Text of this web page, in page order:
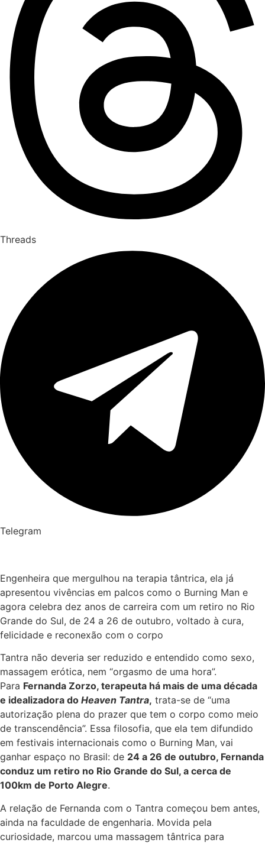
Threads
Telegram
Engenheira que mergulhou na terapia tântrica, ela já
apresentou vivências em palcos como o Burning Man e
agora celebra dez anos de carreira com um retiro no Rio
Grande do Sul, de 24 a 26 de outubro, voltado à cura,
felicidade e reconexão com o corpo
Tantra não deveria ser reduzido e entendido como sexo,
massagem erótica, nem “orgasmo de uma hora”.
Para Fernanda Zorzo, terapeuta há mais de uma década
e idealizadora do Heaven Tantra, trata-se de “uma
autorização plena do prazer que tem o corpo como meio
de transcendência”. Essa filosofia, que ela tem difundido
em festivais internacionais como o Burning Man, vai
ganhar espaço no Brasil: de 24 a 26 de outubro, Fernanda
conduz um retiro no Rio Grande do Sul, a cerca de
100km de Porto Alegre.
A relação de Fernanda com o Tantra começou bem antes,
ainda na faculdade de engenharia. Movida pela
curiosidade, marcou uma massagem tântrica para